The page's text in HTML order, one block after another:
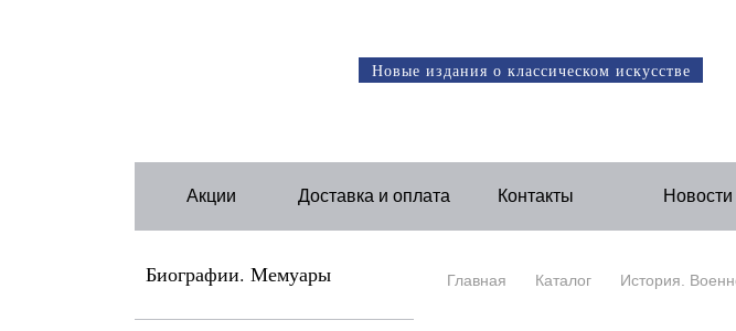
Новые издания о классическом искусстве
Акции Доставка и оплата Контакты Новости
Биографии. Мемуары Главная Каталог История.